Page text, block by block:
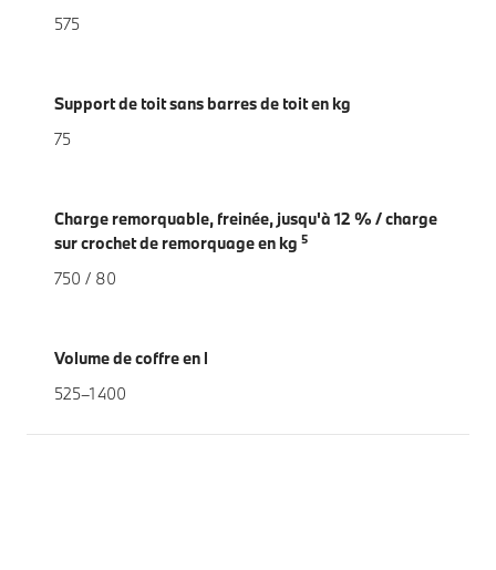
575
Support de toit sans barres de toit en kg
75
Charge remorquable, freinée, jusqu'à 12 % / charge
sur crochet de remorquage en kg 5
750 / 80
Volume de coffre en l
525–1 400